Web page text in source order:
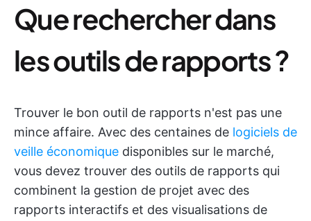
Que rechercher dans
les outils de rapports ?
Trouver le bon outil de rapports n'est pas une
mince affaire. Avec des centaines de logiciels de
veille économique disponibles sur le marché,
vous devez trouver des outils de rapports qui
combinent la gestion de projet avec des
rapports interactifs et des visualisations de